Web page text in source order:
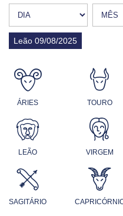
Leão 09/08/2025
ÁRIES TOURO
LEÃO VIRGEM
SAGITÁRIO